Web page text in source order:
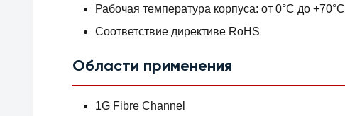
Рабочая температура корпуса: от 0°C до +70°C
Соответствие директиве RoHS
Области применения
1G Fibre Channel